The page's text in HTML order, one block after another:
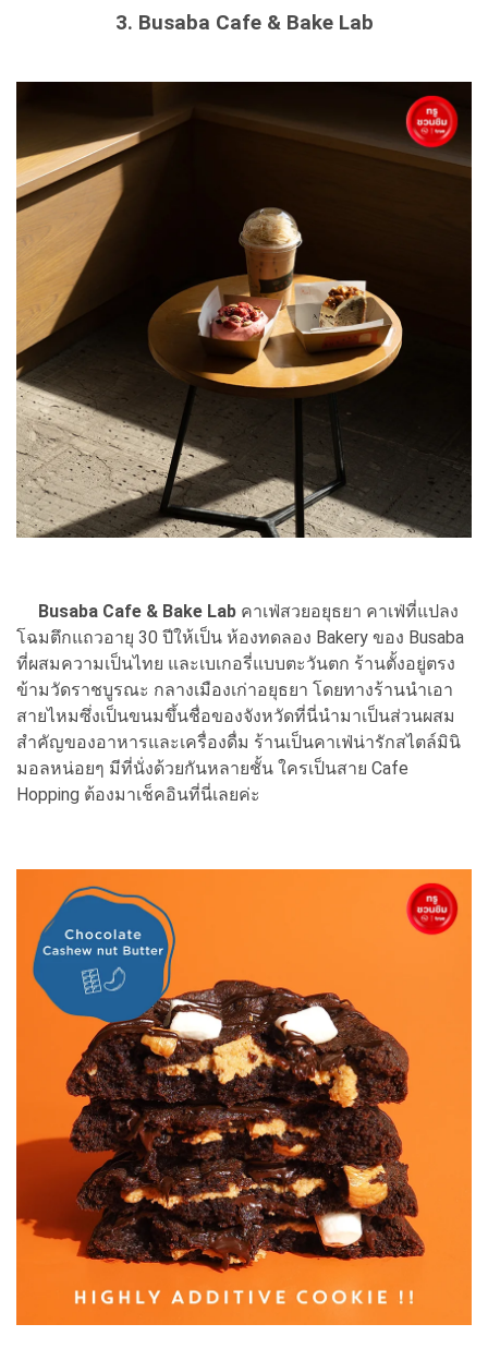
3. Busaba Cafe & Bake Lab
Busaba Cafe & Bake Lab คาเฟ่สวยอยุธยา คาเฟ่ที่แปลง
โฉมตึกแถวอายุ 30 ปีให้เป็น ห้องทดลอง Bakery ของ Busaba
ที่ผสมความเป็นไทย และเบเกอรี่แบบตะวันตก ร้านตั้งอยู่ตรง
ข้ามวัดราชบูรณะ กลางเมืองเก่าอยุธยา โดยทางร้านนำเอา
สายไหมซึ่งเป็นขนมขึ้นชื่อของจังหวัดที่นี่นำมาเป็นส่วนผสม
สำคัญของอาหารและเครื่องดื่ม ร้านเป็นคาเฟ่น่ารักสไตล์มินิ
มอลหน่อยๆ มีที่นั่งด้วยกันหลายชั้น ใครเป็นสาย Cafe
Hopping ต้องมาเช็คอินที่นี่เลยค่ะ